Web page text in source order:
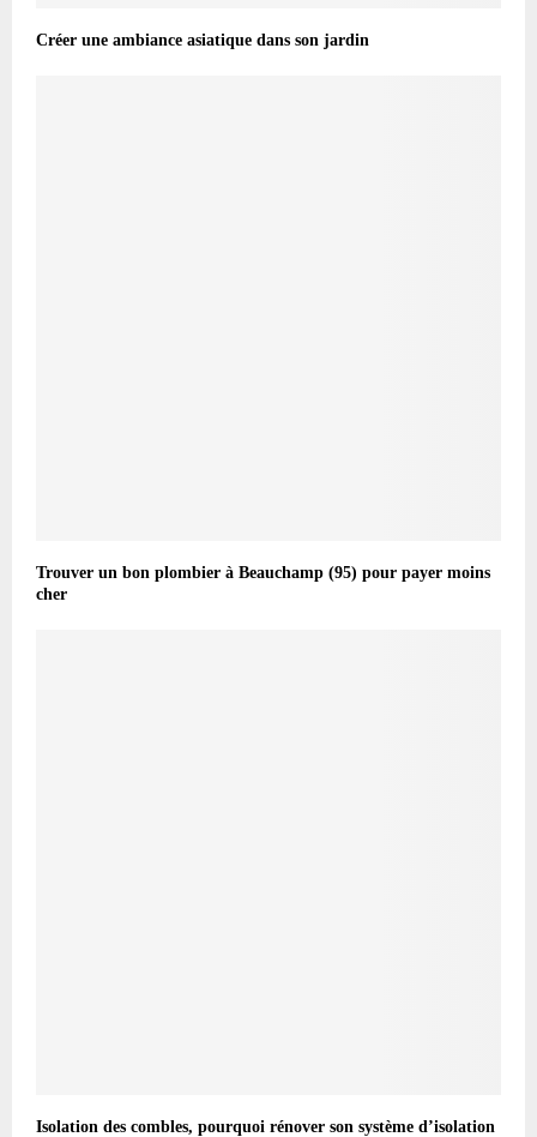
Créer une ambiance asiatique dans son jardin
Trouver un bon plombier à Beauchamp (95) pour payer moins
cher
Isolation des combles, pourquoi rénover son système d’isolation